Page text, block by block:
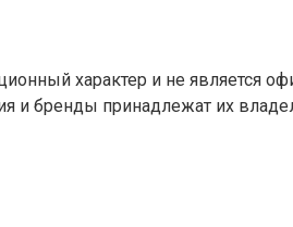
характер и не является
и бренды принадлежат их